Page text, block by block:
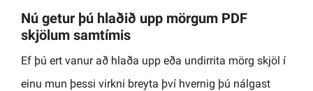
Nú getur þú hlaðið upp mörgum PDF
skjölum samtímis
Ef þú ert vanur að hlaða upp eða undirrita mörg skjöl í
einu mun þessi virkni breyta því hvernig þú nálgast